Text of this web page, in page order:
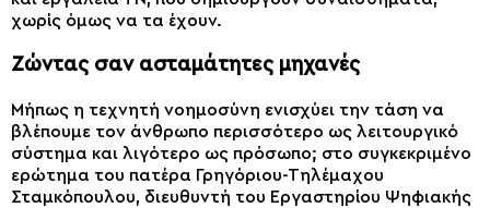
χωρίς όμως να τα έχουν.
Ζώντας σαν ασταμάτητες μηχανές
Μήπως η τεχνητή νοημοσύνη ενισχύει την τάση να
βλέπουμε τον άνθρωπο περισσότερο ως λειτουργικό
σύστημα και λιγότερο ως πρόσωπο; στο συγκεκριμένο
ερώτημα του πατέρα Γρηγόριου-Τηλέμαχου
Σταμκόπουλου, διευθυντή του Εργαστηρίου Ψηφιακής